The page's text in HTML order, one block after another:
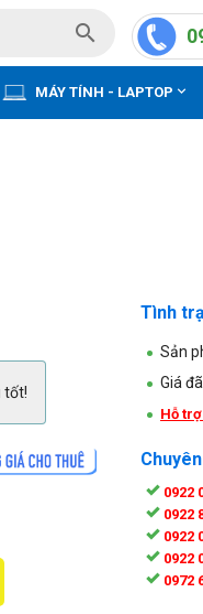

MÁY TÍNH - LAPTOP 
tốt!
Tình
Sản
Giá
Hỗ
0922
0922
0922
0922
0972